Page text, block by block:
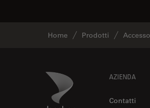
Home Prodotti
Danaher Logo AZIENDA
Contatti